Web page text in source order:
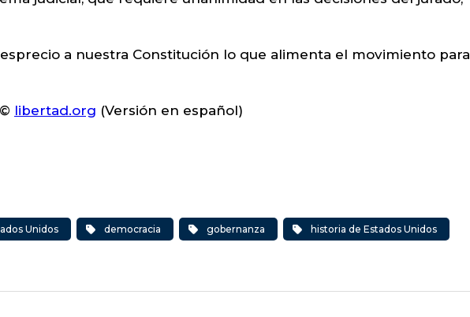
a nuestra Constitución lo que alimenta el movimiento para
libertad.org (Versión en español)
Unidos democracia gobernanza historia de Estados Unidos